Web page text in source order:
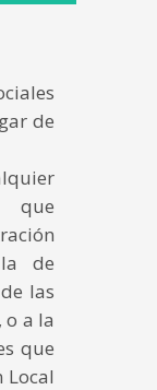
de
que
de
las
a la
que